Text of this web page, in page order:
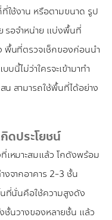
ใช้งาน หรือตามขนาด รูป
รอจำหน่าย แบ่งพื้นที่
พื้นที่ตรวจเช็กของก่อนนำ
นี้ไม่ว่าใครจะเข้ามาทำ
น สามารถใช้พื้นที่ได้อย่าง
ดประโยชน์
เหมาะสมแล้ว โกดังพร้อม
จากอาคาร 2-3 ชั้น
ที่นั่นคือใช้ความสูงดัง
ชั้นวางของหลายชั้น แล้ว